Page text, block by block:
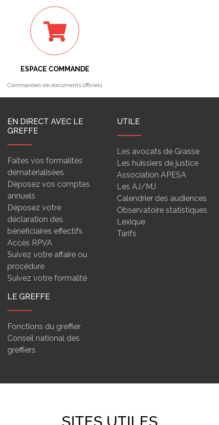
ESPACE COMMANDE
Commandes de documents officiels
EN DIRECT AVEC LE
GREFFE
Faites vos formalités
dématérialisées
Déposez vos comptes
annuels
Déposez votre
déclaration des
bénéficiaires effectifs
Accès RPVA
Suivez votre affaire ou
procédure
Suivez votre formalité
UTILE
Les avocats de Grasse
Les huissiers de justice
Association APESA
Les AJ/MJ
Calendrier des audiences
Observatoire statistiques
Lexique
Tarifs
LE GREFFE
Fonctions du greffier
Conseil national des
greffiers
SITES UTILES